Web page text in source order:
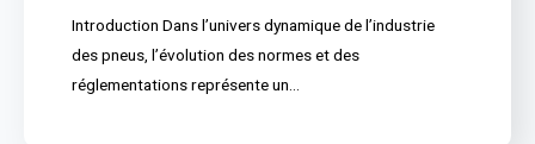
Introduction Dans l’univers dynamique de l’industrie
des pneus, l’évolution des normes et des
réglementations représente un…